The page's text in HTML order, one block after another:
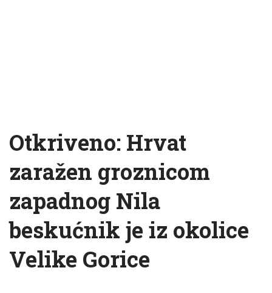
Otkriveno: Hrvat
zaražen groznicom
zapadnog Nila
beskućnik je iz okolice
Velike Gorice